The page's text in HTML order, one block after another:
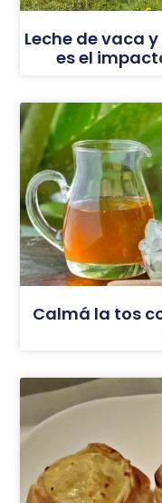
Leche de vaca
es el
Calmá la tos